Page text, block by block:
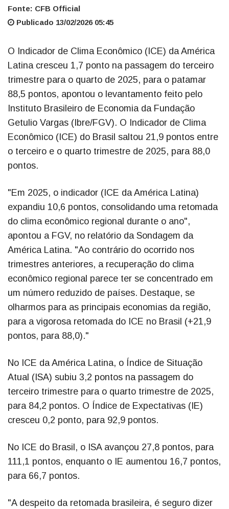
Fonte: CFB Official
Publicado 13/02/2026 05:45
O Indicador de Clima Econômico (ICE) da América
Latina cresceu 1,7 ponto na passagem do terceiro
trimestre para o quarto de 2025, para o patamar
88,5 pontos, apontou o levantamento feito pelo
Instituto Brasileiro de Economia da Fundação
Getulio Vargas (Ibre/FGV). O Indicador de Clima
Econômico (ICE) do Brasil saltou 21,9 pontos entre
o terceiro e o quarto trimestre de 2025, para 88,0
pontos.
"Em 2025, o indicador (ICE da América Latina)
expandiu 10,6 pontos, consolidando uma retomada
do clima econômico regional durante o ano",
apontou a FGV, no relatório da Sondagem da
América Latina. "Ao contrário do ocorrido nos
trimestres anteriores, a recuperação do clima
econômico regional parece ter se concentrado em
um número reduzido de países. Destaque, se
olharmos para as principais economias da região,
para a vigorosa retomada do ICE no Brasil (+21,9
pontos, para 88,0)."
No ICE da América Latina, o Índice de Situação
Atual (ISA) subiu 3,2 pontos na passagem do
terceiro trimestre para o quarto trimestre de 2025,
para 84,2 pontos. O Índice de Expectativas (IE)
cresceu 0,2 ponto, para 92,9 pontos.
No ICE do Brasil, o ISA avançou 27,8 pontos, para
111,1 pontos, enquanto o IE aumentou 16,7 pontos,
para 66,7 pontos.
"A despeito da retomada brasileira, é seguro dizer